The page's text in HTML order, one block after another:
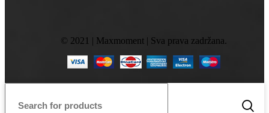
© 2021 | Maxmoment | Sva prava zadržana.